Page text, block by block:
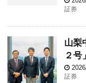
証券
山梨
２号
証券